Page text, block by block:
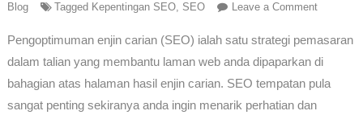
Blog
Tagged Kepentingan SEO, SEO Leave a Comment
Pengoptimuman enjin carian (SEO) ialah satu strategi pemasaran
dalam talian yang membantu laman web anda dipaparkan di
bahagian atas halaman hasil enjin carian. SEO tempatan pula
sangat penting sekiranya anda ingin menarik perhatian dan